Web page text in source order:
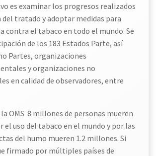
es examinar los progresos realizados
tratado y adoptar medidas para
contra el tabaco en todo el mundo. Se
de los 183 Estados Parte, así
Partes, organizaciones
y organizaciones no
en calidad de observadores, entre
OMS 8 millones de personas mueren
el uso del tabaco en el mundo y por las
del humo mueren 1.2 millones. Si
firmado por múltiples países de